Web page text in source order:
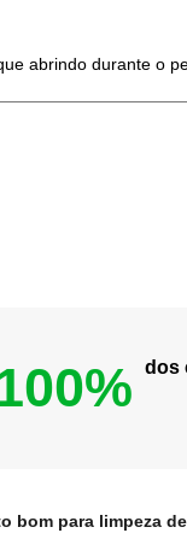
abrindo durante o
dos
bom para limpeza